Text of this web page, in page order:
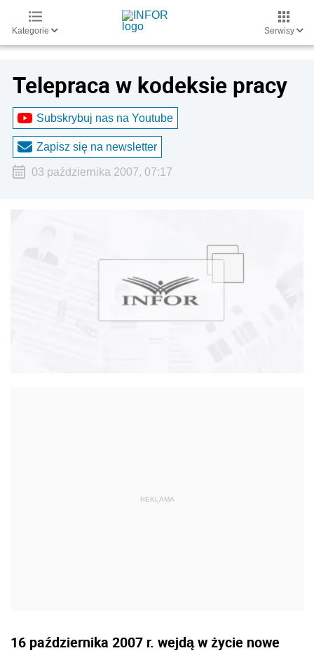
Kategorie Serwisy
Telepraca w kodeksie pracy
Subskrybuj nas na Youtube
Zapisz się na newsletter
03 października 2007, 07:17
16 października 2007 r. wejdą w życie nowe